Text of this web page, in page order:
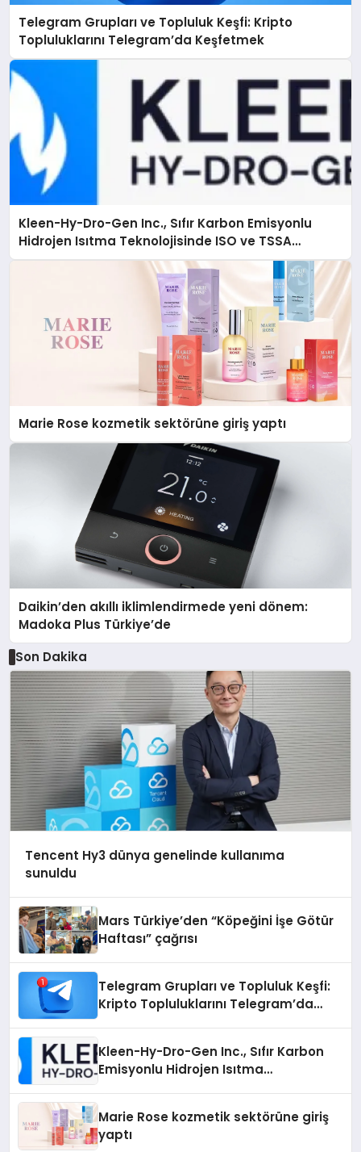
Telegram Grupları ve Topluluk Keşfi: Kripto
Topluluklarını Telegram’da Keşfetmek
Kleen-Hy-Dro-Gen Inc., Sıfır Karbon Emisyonlu
Hidrojen Isıtma Teknolojisinde ISO ve TSSA
Düzenleyici Onaylarını Aldı
Marie Rose kozmetik sektörüne giriş yaptı
Daikin’den akıllı iklimlendirmede yeni dönem:
Madoka Plus Türkiye’de
Son Dakika
Tencent Hy3 dünya genelinde kullanıma
sunuldu
Mars Türkiye’den “Köpeğini İşe Götür
Haftası” çağrısı
Telegram Grupları ve Topluluk Keşfi:
Kripto Topluluklarını Telegram’da
Kleen-Hy-Dro-Gen Inc., Sıfır Karbon
Emisyonlu Hidrojen Isıtma
Marie Rose kozmetik sektörüne giriş
yaptı